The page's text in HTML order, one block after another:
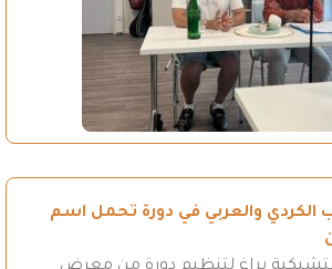
الكردي والعربي في دورة تحمل اسم